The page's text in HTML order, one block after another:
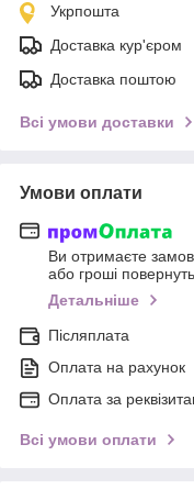
Укрпошта
Доставка кур'єром
Доставка поштою
Всі умови доставки
Умови оплати
Ви отримаєте
або гроші
Детальніше
Післяплата
Оплата на рахунок
Оплата за
Всі умови оплати